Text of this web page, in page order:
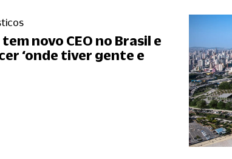
novo CEO no Brasil e
‘onde tiver gente e